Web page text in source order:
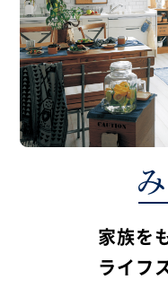
家族を
ライフ